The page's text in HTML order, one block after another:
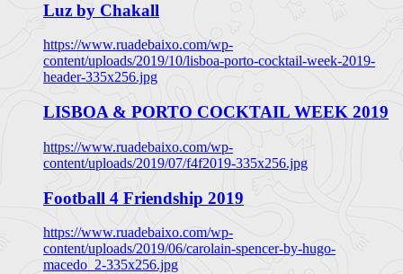
Luz by Chakall
https://www.ruadebaixo.com/wp-
content/uploads/2019/10/lisboa-porto-cocktail-week-2019-
header-335x256.jpg
LISBOA & PORTO COCKTAIL WEEK 2019
https://www.ruadebaixo.com/wp-
content/uploads/2019/07/f4f2019-335x256.jpg
Football 4 Friendship 2019
https://www.ruadebaixo.com/wp-
content/uploads/2019/06/carolain-spencer-by-hugo-
macedo_2-335x256.jpg